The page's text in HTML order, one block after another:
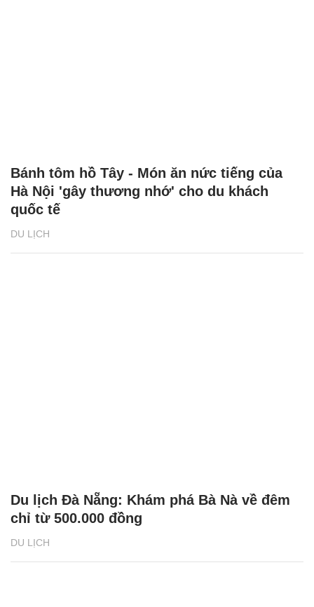
DU LỊCH
Bánh tôm hồ Tây - Món ăn nức tiếng của
Hà Nội 'gây thương nhớ' cho du khách
quốc tế
DU LỊCH
Du lịch Đà Nẵng: Khám phá Bà Nà về đêm
chỉ từ 500.000 đồng